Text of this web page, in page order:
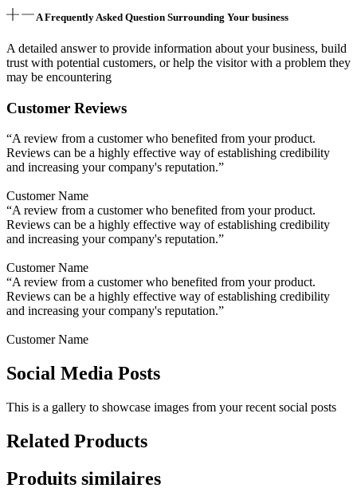
A Frequently Asked Question Surrounding Your business
A detailed answer to provide information about your business, build
trust with potential customers, or help the visitor with a problem they
may be encountering
Customer Reviews
“A review from a customer who benefited from your product.
Reviews can be a highly effective way of establishing credibility
and increasing your company's reputation.”
Customer Name
“A review from a customer who benefited from your product.
Reviews can be a highly effective way of establishing credibility
and increasing your company's reputation.”
Customer Name
“A review from a customer who benefited from your product.
Reviews can be a highly effective way of establishing credibility
and increasing your company's reputation.”
Customer Name
Social Media Posts
This is a gallery to showcase images from your recent social posts
Related Products
Produits similaires